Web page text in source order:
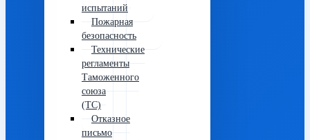
испытаний
Пожарная
безопасность
Технические
регламенты
Таможенного
союза
(ТС)
Отказное
письмо